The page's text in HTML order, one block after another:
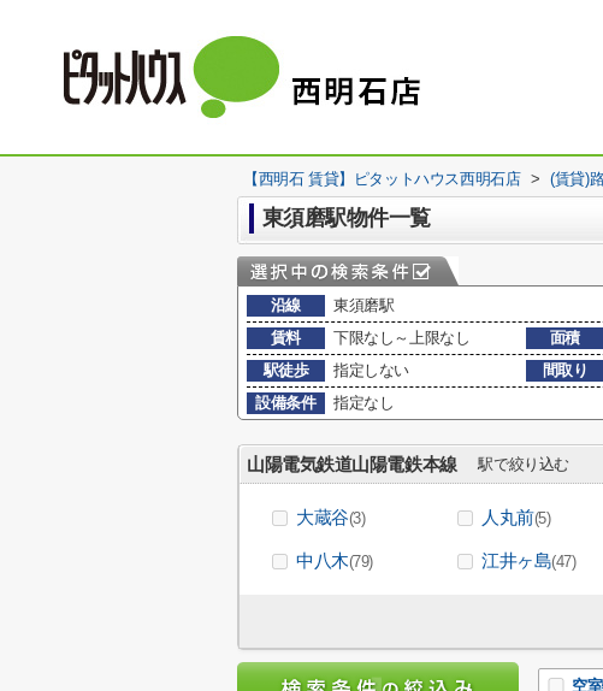
【西明石 賃貸】ピタットハウス西明石店 > (賃貸)
東須磨駅物件一覧
沿線
東須磨駅
賃料
下限なし～上限なし 面積
駅徒歩
指定しない 間取り
設備条件
指定なし
山陽電気鉄道山陽電鉄本線 駅で絞り込む
大蔵谷(3) 人丸前(5)
中八木(79) 江井ヶ島(47)
空